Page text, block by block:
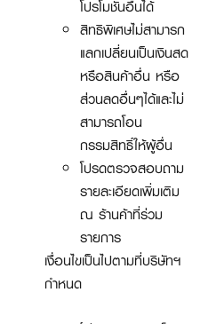
โปรโมชั่นอื่นได้
สิทธิพิเศษไม่สามารก
แลกเปลี่ยนเป็นเงินสด
หรือสินค้าอื่น หรือ
ส่วนลดอื่นๆได้และไม่
สามารถโอน
กรรมสิทธิ์ให้ผู้อื่น
โปรดตรวจสอบถาม
รายละเอียดเพิ่มเติม
ณ ร้านค้าที่ร่วม
รายการ
เงื่อนไขเป็นไปตามที่บริษัทฯ
กำหนด